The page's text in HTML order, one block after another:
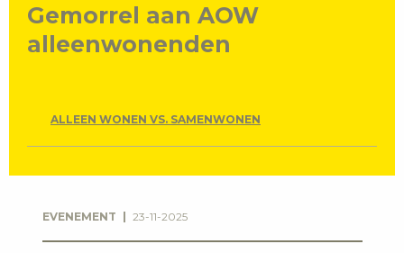
Gemorrel aan AOW
alleenwonenden
ALLEEN WONEN VS. SAMENWONEN
EVENEMENT 23-11-2025